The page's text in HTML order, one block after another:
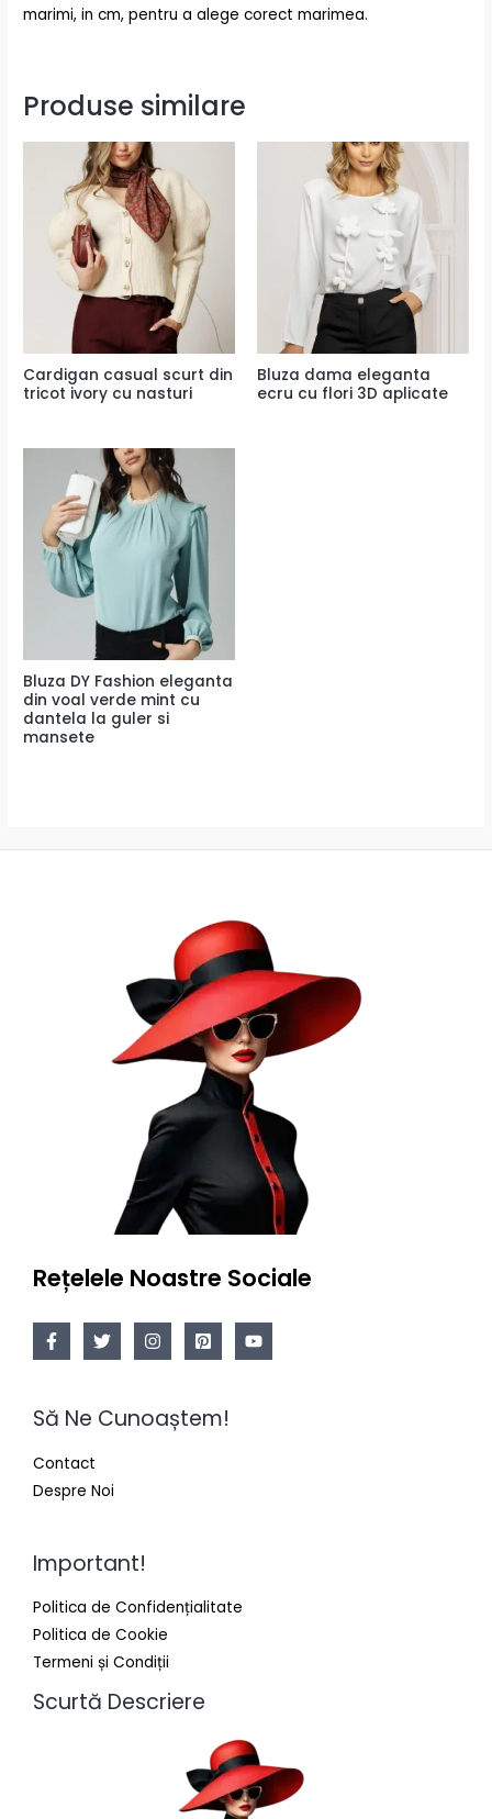
marimi, in cm, pentru a alege corect marimea.
Produse similare
Cardigan casual scurt din
tricot ivory cu nasturi
Bluza dama eleganta
ecru cu flori 3D aplicate
Bluza DY Fashion eleganta
din voal verde mint cu
dantela la guler si
mansete
Rețelele Noastre Sociale
Să Ne Cunoaștem!
Contact
Despre Noi
Important!
Politica de Confidențialitate
Politica de Cookie
Termeni și Condiții
Scurtă Descriere